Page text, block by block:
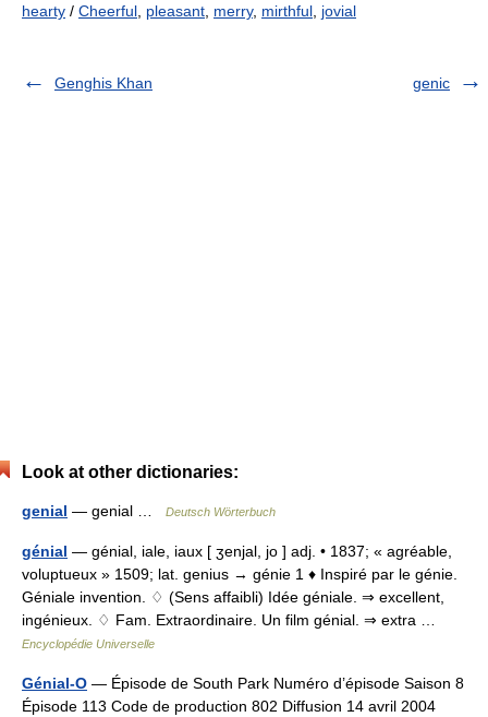
hearty / Cheerful, pleasant, merry, mirthful, jovial
Genghis Khan genic
Look at other dictionaries:
genial — genial … Deutsch Wörterbuch
génial — génial, iale, iaux [ ʒenjal, jo ] adj. • 1837; « agréable,
voluptueux » 1509; lat. genius → génie 1 ♦ Inspiré par le génie.
Géniale invention. ♢ (Sens affaibli) Idée géniale. ⇒ excellent,
ingénieux. ♢ Fam. Extraordinaire. Un film génial. ⇒ extra …
Encyclopédie Universelle
Génial-O — Épisode de South Park Numéro d’épisode Saison 8
Épisode 113 Code de production 802 Diffusion 14 avril 2004